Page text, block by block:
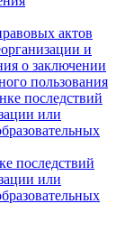
актов
и
о заключении
пользования
последствий
или
последствий
или